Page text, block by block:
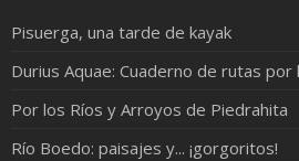
Pisuerga, una tarde de kayak
Durius Aquae: Cuaderno de rutas por
Por los Ríos y Arroyos de Piedrahita
Río Boedo: paisajes y... ¡gorgoritos!